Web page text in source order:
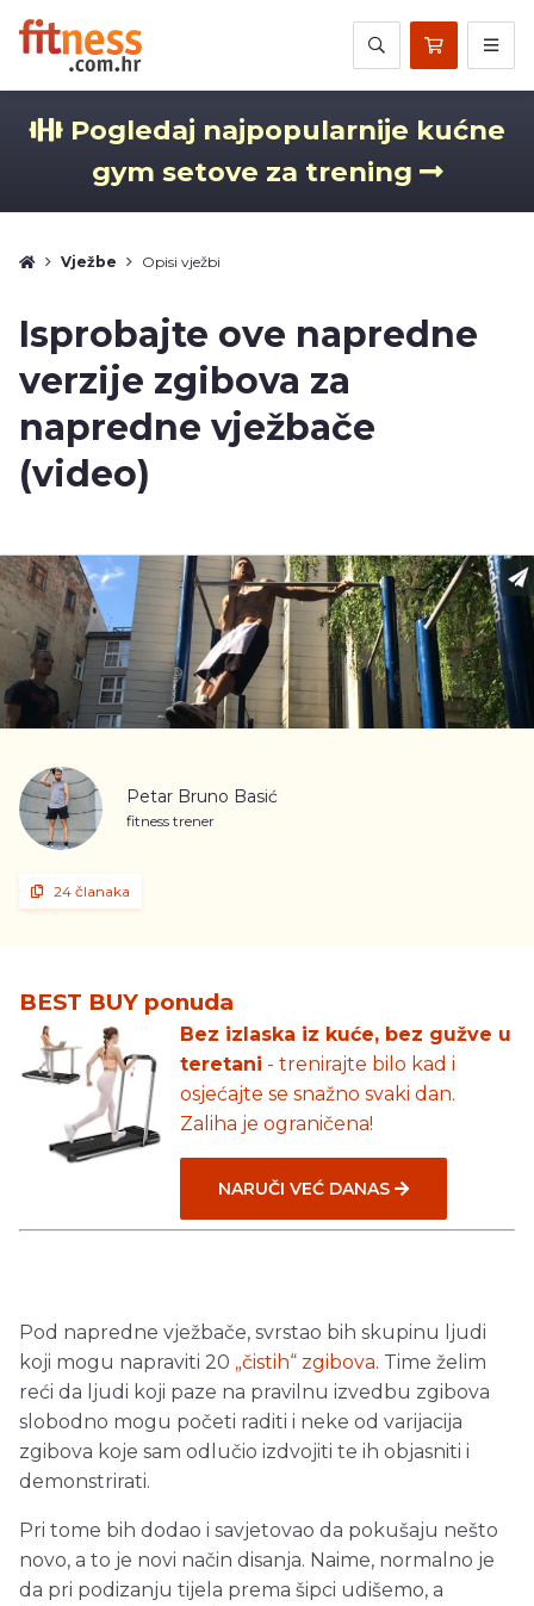
Pogledaj najpopularnije kućne
gym setove za trening
Vježbe Opisi vježbi
Isprobajte ove napredne
verzije zgibova za
napredne vježbače
(video)
Petar Bruno Basić
fitness trener
24 članaka
BEST BUY ponuda
Bez izlaska iz kuće, bez gužve u
teretani - trenirajte bilo kad i
osjećajte se snažno svaki dan.
Zaliha je ograničena!
NARUČI VEĆ DANAS
Pod napredne vježbače, svrstao bih skupinu ljudi
koji mogu napraviti 20 „čistih“ zgibova. Time želim
reći da ljudi koji paze na pravilnu izvedbu zgibova
slobodno mogu početi raditi i neke od varijacija
zgibova koje sam odlučio izdvojiti te ih objasniti i
demonstrirati.
Pri tome bih dodao i savjetovao da pokušaju nešto
novo, a to je novi način disanja. Naime, normalno je
da pri podizanju tijela prema šipci udišemo, a